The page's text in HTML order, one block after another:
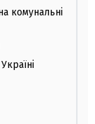
комунальні